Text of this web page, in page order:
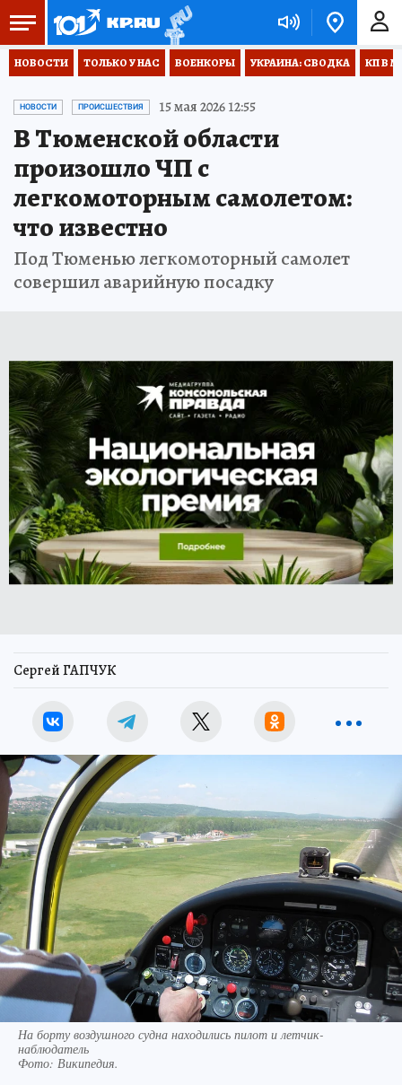
НОВОСТИ ТОЛЬКО У НАС ВОЕНКОРЫ УКРАИНА: СВОДКА КП В
НОВОСТИ ПРОИСШЕСТВИЯ 15 мая 2026 12:55
В Тюменской области
произошло ЧП с
легкомоторным самолетом:
что известно
Под Тюменью легкомоторный самолет
совершил аварийную посадку
Сергей ГАПЧУК
На борту воздушного судна находились пилот и летчик-
наблюдатель
Фото: Википедия.